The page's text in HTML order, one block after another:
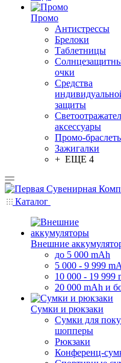
Промо
Антистрессы
Брелоки
Таблетницы
очки
Средства
защиты
аксессуары
Промо-
Зажигалки
+ ЕЩЕ 4
Каталог
Внешние
до 5 000 mAh
5 000 - 9 999
10 000 - 19 999
20 000 mAh и
Сумки и рюкзаки
Сумки для
шопперы
Рюкзаки
Конференц-